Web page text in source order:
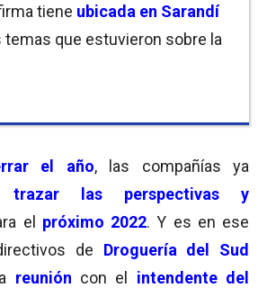
tiene ubicada en Sarandí
temas que estuvieron sobre la
el año, las compañías ya
trazar las perspectivas y
el próximo 2022. Y es en ese
de Droguería del Sud
reunión con el intendente del